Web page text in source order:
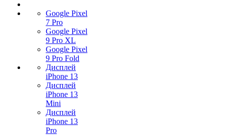
Google Pixel
7 Pro
Google Pixel
9 Pro XL
Google Pixel
9 Pro Fold
Дисплей
iPhone 13
Дисплей
iPhone 13
Mini
Дисплей
iPhone 13
Pro